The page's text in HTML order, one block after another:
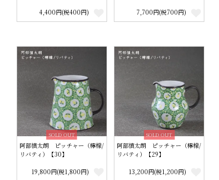
4,400円(税400円) 7,700円(税700円)
SOLD OUT
阿部慎太朗 ピッチャー（檸檬/
リバティ）【30】
19,800円(税1,800円)
SOLD OUT
阿部慎太朗 ピッチャー（檸檬/
リバティ）【29】
13,200円(税1,200円)